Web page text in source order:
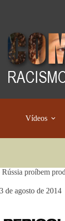
Vídeos
proíbem
de agosto de 2014